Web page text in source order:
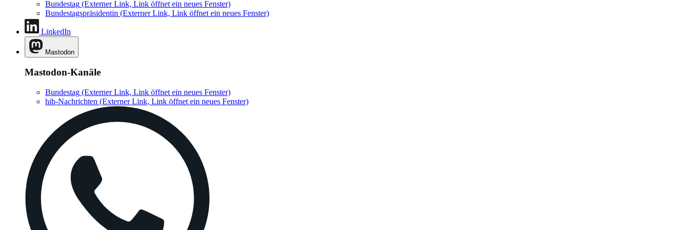
Bundestag (Externer Link, Link öffnet ein neues Fenster)
Bundestagspräsidentin (Externer Link, Link öffnet ein neues Fenster)
LinkedIn
Mastodon
Mastodon-Kanäle
Bundestag (Externer Link, Link öffnet ein neues Fenster)
hib-Nachrichten (Externer Link, Link öffnet ein neues Fenster)